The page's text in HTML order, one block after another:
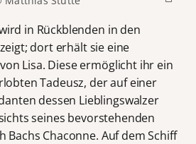
in Rückblenden in den
dort erhält sie eine
Lisa. Diese ermöglicht ihr ein
Tadeusz, der auf einer
dessen Lieblingswalzer
seines bevorstehenden
Bachs Chaconne. Auf dem Schiff